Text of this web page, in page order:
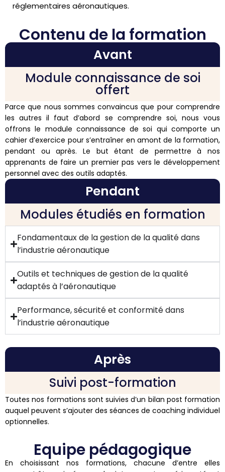
réglementaires aéronautiques.
Contenu de la formation
Avant
Module connaissance de soi
offert
Parce que nous sommes convaincus que pour comprendre
les autres il faut d’abord se comprendre soi, nous vous
offrons le module connaissance de soi qui comporte un
cahier d’exercice pour s’entraîner en amont de la formation,
pendant ou après. Le but étant de permettre à nos
apprenants de faire un premier pas vers le développement
personnel avec des outils adaptés.
Pendant
Modules étudiés en formation
Fondamentaux de la gestion de la qualité dans
l’industrie aéronautique
Outils et techniques de gestion de la qualité
adaptés à l’aéronautique
Performance, sécurité et conformité dans
l’industrie aéronautique
Après
Suivi post-formation
Toutes nos formations sont suivies d’un bilan post formation
auquel peuvent s’ajouter des séances de coaching individuel
optionnelles.
Equipe pédagogique
En choisissant nos formations, chacune d’entre elles